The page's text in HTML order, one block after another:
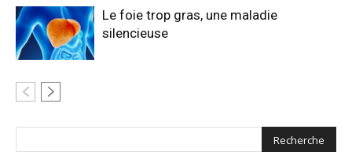
Le foie trop gras, une maladie
silencieuse